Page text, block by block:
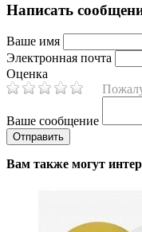
Написать
Ваше имя
Электронная почта
Оценка
Ваше сообщение
Вам также могут